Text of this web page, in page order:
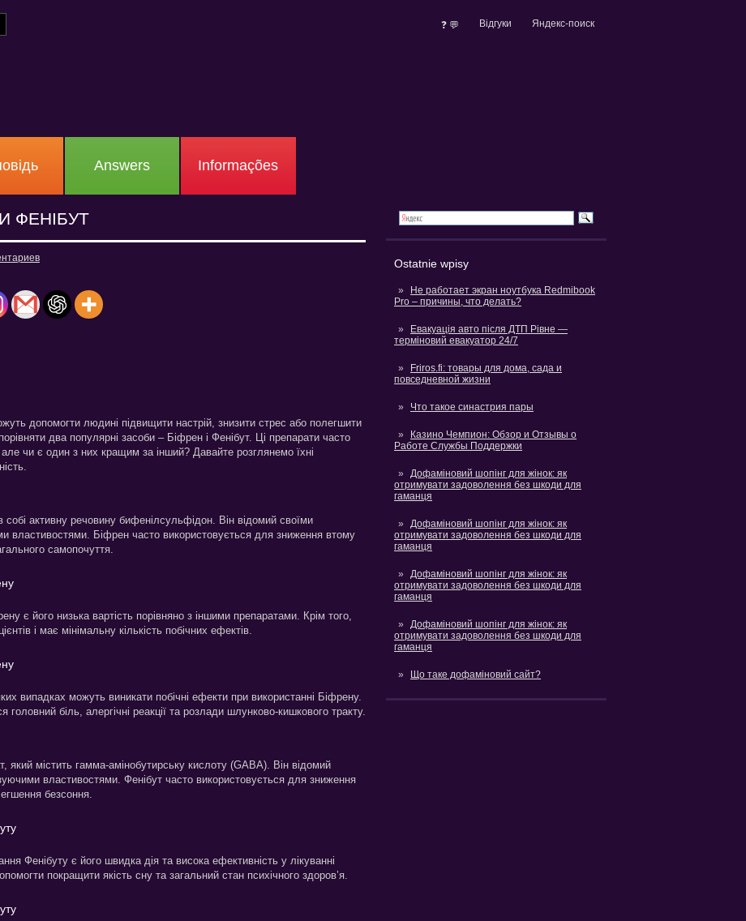
❓ 💬 Відгуки Яндекс-поиск
Answers Informações
Ostatnie wpisy
Не работает экран ноутбука Redmibook
Pro – причины, что делать?
Евакуація авто після ДТП Рівне —
терміновий евакуатор 24/7
Friros.fi: товары для дома, сада и
повседневной жизни
Что такое синастрия пары
Казино Чемпион: Обзор и Отзывы о
Работе Службы Поддержки
Дофаміновий шопінг для жінок: як
отримувати задоволення без шкоди для
гаманця
Дофаміновий шопінг для жінок: як
отримувати задоволення без шкоди для
гаманця
Дофаміновий шопінг для жінок: як
отримувати задоволення без шкоди для
гаманця
Дофаміновий шопінг для жінок: як
отримувати задоволення без шкоди для
гаманця
Що таке дофаміновий сайт?
ФЕНІБУТ
допомогти людині підвищити настрій, знизити стрес або полегшити
два популярні засоби – Біфрен і Фенібут. Ці препарати часто
чи є один з них кращим за інший? Давайте розглянемо їхні
собі активну речовину бифенілсульфідон. Він відомий своїми
властивостями. Біфрен часто використовується для зниження втому
самопочуття.
є його низька вартість порівняно з іншими препаратами. Крім того,
і має мінімальну кількість побічних ефектів.
випадках можуть виникати побічні ефекти при використанні Біфрену.
біль, алергічні реакції та розлади шлунково-кишкового тракту.
який містить гамма-амінобутирську кислоту (GABA). Він відомий
властивостями. Фенібут часто використовується для зниження
безсоння.
Фенібуту є його швидка дія та висока ефективність у лікуванні
покращити якість сну та загальний стан психічного здоров’я.